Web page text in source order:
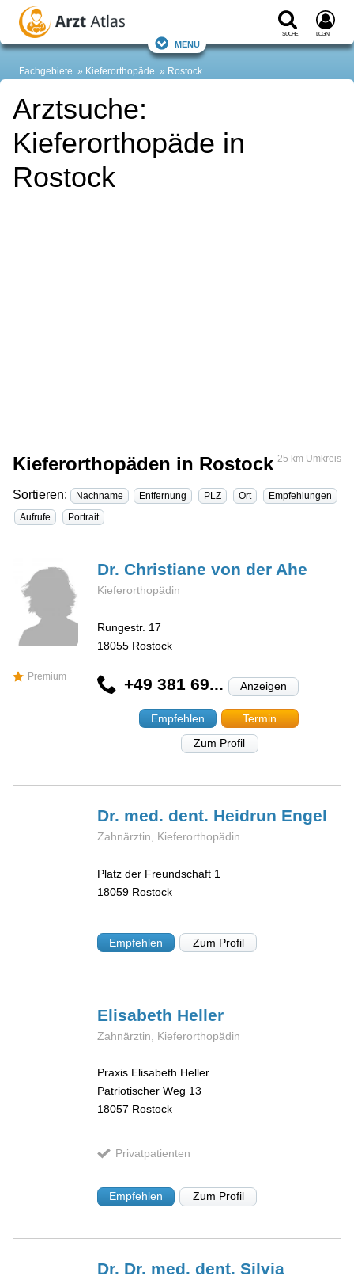
Suche Login
Menü
Fachgebiete Kieferorthopäde Rostock
Arztsuche:
Kieferorthopäde in
Rostock
Kieferorthopäden in Rostock 25 km Umkreis
Sortieren: Nachname Entfernung PLZ Ort
Empfehlungen
Aufrufe
Portrait
Premium
Dr. Christianevon der Ahe
Kieferorthopädin
Rungestr. 17
18055 Rostock
+49 381 69... Anzeigen
Empfehlen
Termin
Zum Profil
Dr. med. dent. Heidrun Engel
Zahnärztin, Kieferorthopädin
Platz der Freundschaft 1
18059 Rostock
Empfehlen Zum Profil
Elisabeth Heller
Zahnärztin, Kieferorthopädin
Praxis Elisabeth Heller
Patriotischer Weg 13
18057 Rostock
Privatpatienten
Empfehlen Zum Profil
Dr. Dr. med. dent. Silvia